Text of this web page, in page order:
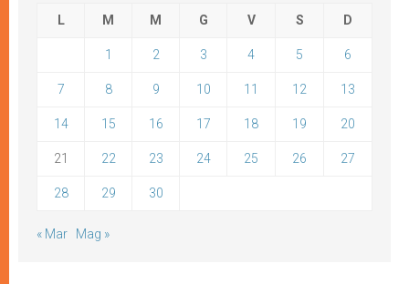
L M M G V S D
1 2 3 4 5 6
7 8 9 10 11 12 13
14 15 16 17 18 19 20
21 22 23 24 25 26 27
28 29 30
« Mar Mag »